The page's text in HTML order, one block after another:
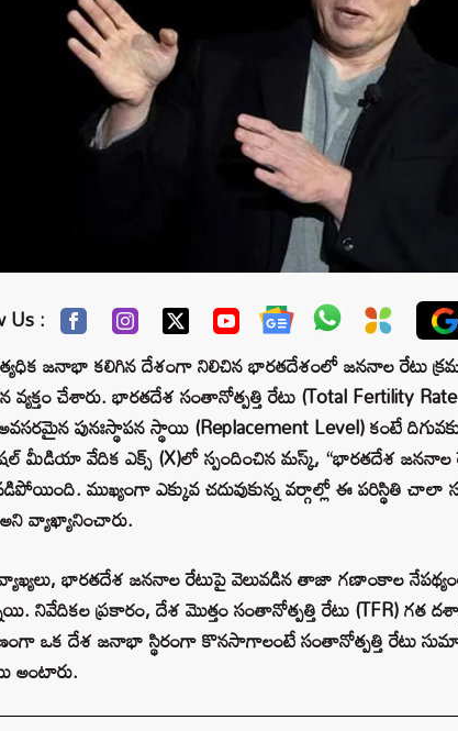
Us :
జనాభా కలిగిన దేశంగా నిలిచిన భారతదేశంలో జననాల రేటు
చేశారు. భారతదేశ సంతానోత్పత్తి రేటు (Total Fertility
పునఃస్థాపన స్థాయి (Replacement Level) కంటే
మీడియా వేదిక ఎక్స్ (X)లో స్పందించిన మస్క్, “భారతదేశ జననాల
ముఖ్యంగా ఎక్కువ చదువుకున్న వర్గాల్లో ఈ పరిస్థితి చాలా
వ్యాఖ్యానించారు.
భారతదేశ జననాల రేటుపై వెలువడిన తాజా గణాంకాల
నివేదికల ప్రకారం, దేశ మొత్తం సంతానోత్పత్తి రేటు (TFR) గత
ఒక దేశ జనాభా స్థిరంగా కొనసాగాలంటే సంతానోత్పత్తి రేటు
అంటారు.